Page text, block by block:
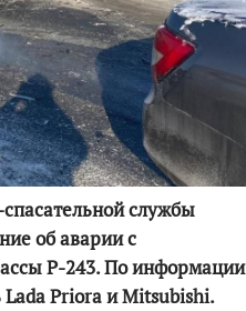
службы
об аварии с
Р-243. По информации
Lada Priora и Mitsubishi.